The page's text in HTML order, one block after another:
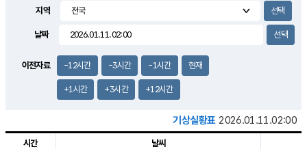
1.9m/s
지역
날짜
이전자료 -12시간 -3시간 -1시간 현재
+1시간 +3시간 +12시간
기상실황표 2026.01.11.02:00
시간 날씨